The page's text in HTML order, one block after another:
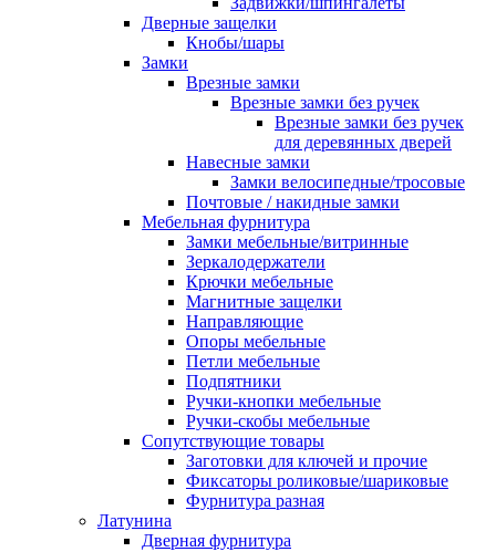
Дверные защелки
Кнобы/шары
Замки
Врезные замки
Врезные замки без ручек
Врезные замки без ручек
для деревянных дверей
Навесные замки
Замки велосипедные/тросовые
Почтовые / накидные замки
Мебельная фурнитура
Замки мебельные/витринные
Зеркалодержатели
Крючки мебельные
Магнитные защелки
Направляющие
Опоры мебельные
Петли мебельные
Подпятники
Ручки-кнопки мебельные
Ручки-скобы мебельные
Сопутствующие товары
Заготовки для ключей и прочие
Фиксаторы роликовые/шариковые
Фурнитура разная
Латунина
Дверная фурнитура